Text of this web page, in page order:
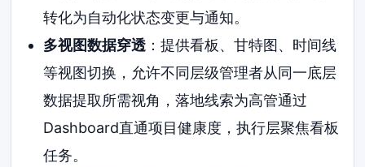
转化为自动化状态变更与通知。
多视图数据穿透：提供看板、甘特图、时间线
等视图切换，允许不同层级管理者从同一底层
数据提取所需视角，落地线索为高管通过
Dashboard直通项目健康度，执行层聚焦看板
任务。